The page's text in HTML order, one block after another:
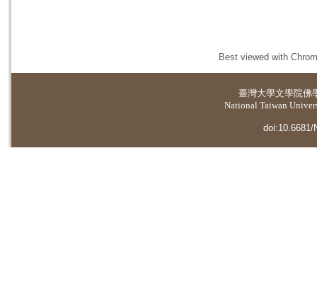
Best viewed with
臺灣大學文學院佛
National Taiwan
doi:10.6681/